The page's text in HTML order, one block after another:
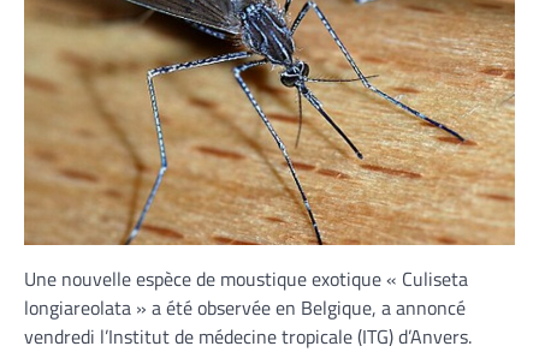
Une nouvelle espèce de moustique exotique « Culiseta
longiareolata » a été observée en Belgique, a annoncé
vendredi l’Institut de médecine tropicale (ITG) d’Anvers.